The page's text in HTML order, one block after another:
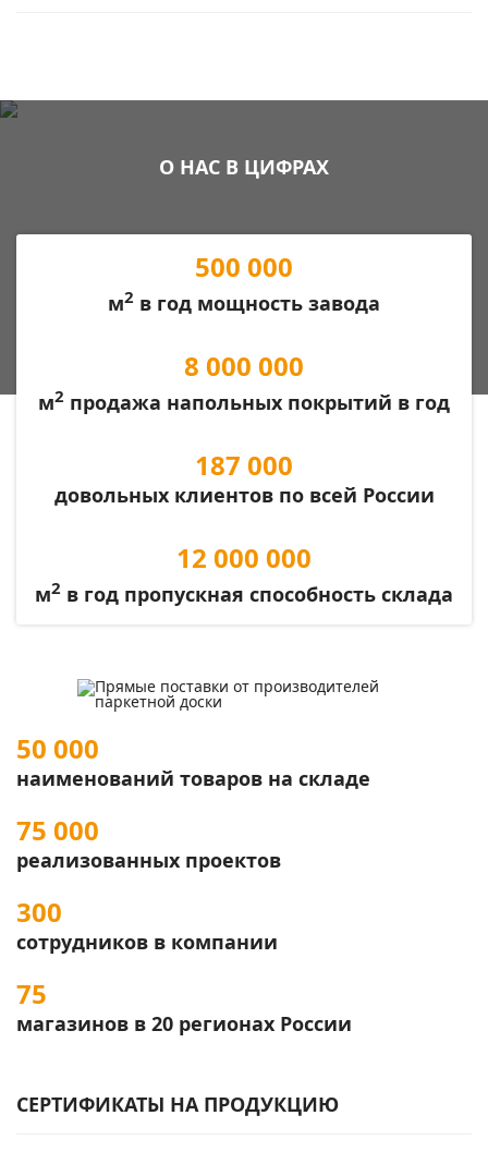
О НАС В ЦИФРАХ
500 000
м2 в год мощность завода
8 000 000
м2 продажа напольных покрытий в год
187 000
довольных клиентов по всей России
12 000 000
м2 в год пропускная способность склада
50 000
наименований товаров на складе
75 000
реализованных проектов
300
сотрудников в компании
75
магазинов в 20 регионах России
СЕРТИФИКАТЫ НА ПРОДУКЦИЮ